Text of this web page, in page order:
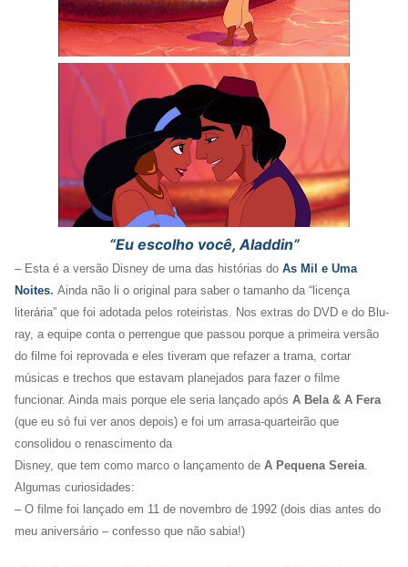
“Eu escolho você, Aladdin”
– Esta é a versão Disney de uma das histórias do As Mil e Uma
Noites. Ainda não li o original para saber o tamanho da “licença
literária” que foi adotada pelos roteiristas. Nos extras do DVD e do Blu-
ray, a equipe conta o perrengue que passou porque a primeira versão
do filme foi reprovada e eles tiveram que refazer a trama, cortar
músicas e trechos que estavam planejados para fazer o filme
funcionar. Ainda mais porque ele seria lançado após A Bela & A Fera
(que eu só fui ver anos depois) e foi um arrasa-quarteirão que
consolidou o renascimento da
Disney, que tem como marco o lançamento de A Pequena Sereia.
Algumas curiosidades:
– O filme foi lançado em 11 de novembro de 1992 (dois dias antes do
meu aniversário – confesso que não sabia!)